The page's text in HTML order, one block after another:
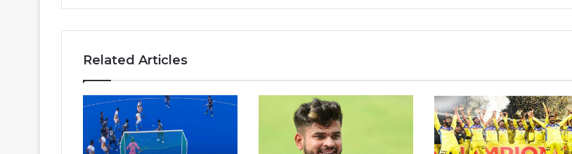
Related Articles